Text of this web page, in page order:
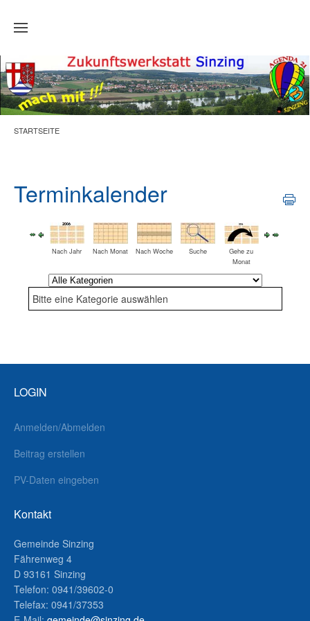
Zum Hauptinhalt springen
STARTSEITE
Terminkalender
Nach Jahr Nach Monat Nach Woche Suche
Gehe zu
Monat
Eine Kategorie auswählen um die Liste zu filtern
Bitte eine Kategorie auswählen
LOGIN
Anmelden/Abmelden
Beitrag erstellen
PV-Daten eingeben
Kontakt
Gemeinde Sinzing
Fährenweg 4
D 93161 Sinzing
Telefon: 0941/39602-0
Telefax: 0941/37353